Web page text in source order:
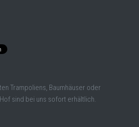
Trampoliens, Baumhäuser oder
sind bei uns sofort erhältlich.